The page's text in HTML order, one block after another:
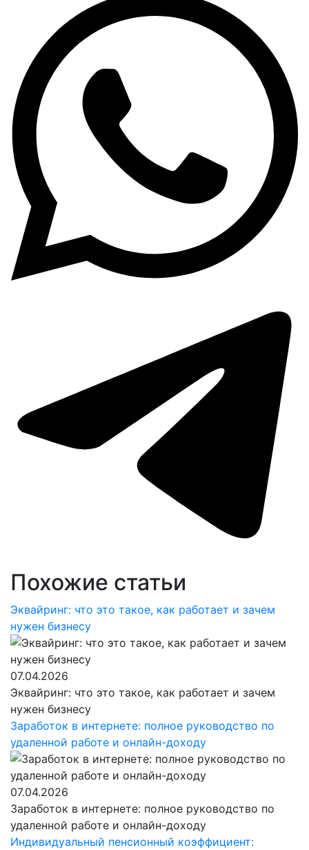
Похожие cтатьи
Эквайринг: что это такое, как работает и зачем
нужен бизнесу
07.04.2026
Эквайринг: что это такое, как работает и зачем
нужен бизнесу
Заработок в интернете: полное руководство по
удаленной работе и онлайн-доходу
07.04.2026
Заработок в интернете: полное руководство по
удаленной работе и онлайн-доходу
Индивидуальный пенсионный коэффициент: